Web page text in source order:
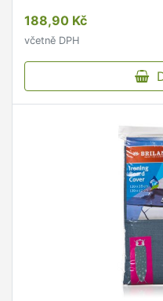
/ 114 x 34 …
188,90 Kč
včetně DPH